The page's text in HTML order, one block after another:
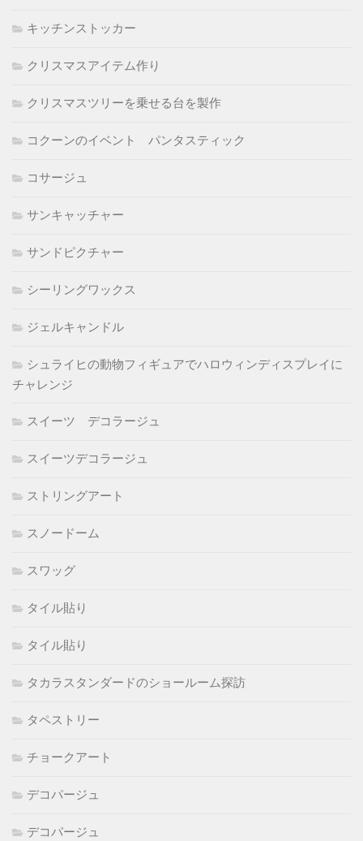
キッチンストッカー
クリスマスアイテム作り
クリスマスツリーを乗せる台を製作
コクーンのイベント パンタスティック
コサージュ
サンキャッチャー
サンドピクチャー
シーリングワックス
ジェルキャンドル
シュライヒの動物フィギュアでハロウィンディスプレイに
チャレンジ
スイーツ デコラージュ
スイーツデコラージュ
ストリングアート
スノードーム
スワッグ
タイル貼り
タイル貼り
タカラスタンダードのショールーム探訪
タペストリー
チョークアート
デコパージュ
デコパージュ